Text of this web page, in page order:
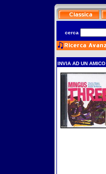
cerca
INVIA AD UN AMICO